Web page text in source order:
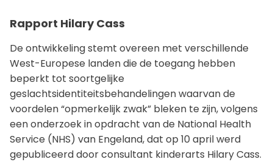
Rapport Hilary Cass
De ontwikkeling stemt overeen met verschillende
West-Europese landen die de toegang hebben
beperkt tot soortgelijke
geslachtsidentiteitsbehandelingen waarvan de
voordelen “opmerkelijk zwak” bleken te zijn, volgens
een onderzoek in opdracht van de National Health
Service (NHS) van Engeland, dat op 10 april werd
gepubliceerd door consultant kinderarts Hilary Cass.